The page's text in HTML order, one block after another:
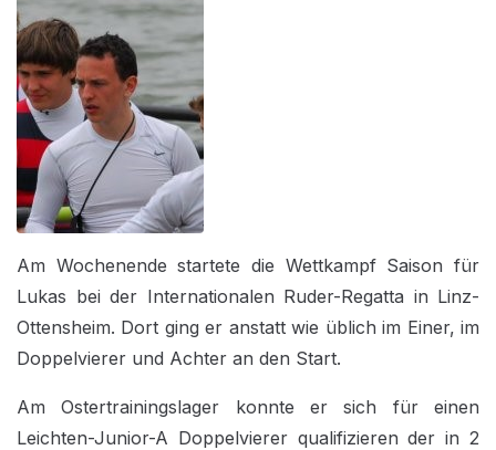
Am Wochenende startete die Wettkampf Saison für
Lukas bei der Internationalen Ruder-Regatta in Linz-
Ottensheim. Dort ging er anstatt wie üblich im Einer, im
Doppelvierer und Achter an den Start.
Am Ostertrainingslager konnte er sich für einen
Leichten-Junior-A Doppelvierer qualifizieren der in 2